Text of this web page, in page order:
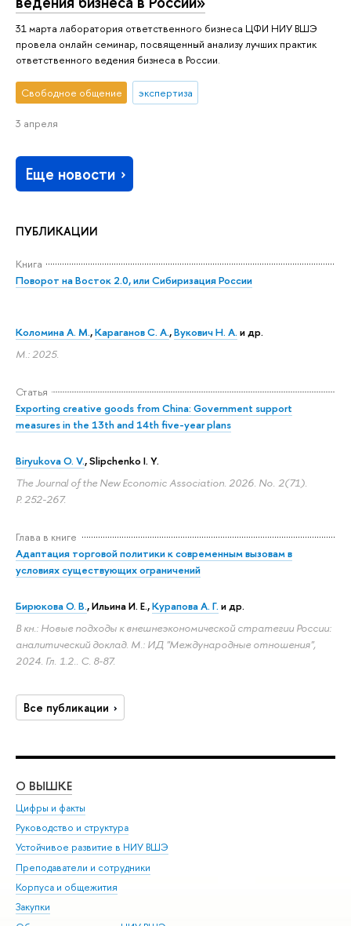
ПУБЛИКАЦИИ
Книга
Поворот на Восток 2.0, или Сибиризация России
Коломина А. М.,Караганов С. А.,Вукович Н. А. и др.
М.: 2025.
Статья
Exporting creative goods from China: Government support
measures in the 13th and 14th five-year plans
Biryukova O. V., Slipchenko I. Y.
The Journal of the New Economic Association. 2026. No. 2(71).
P. 252-267.
Глава в книге
Адаптация торговой политики к современным вызовам в
условиях существующих ограничений
Бирюкова О. В., Ильина И. Е.,Курапова А. Г. и др.
В кн.: Новые подходы к внешнеэкономической стратегии России:
аналитический доклад. М.: ИД "Международные отношения",
2024. Гл. 1.2.. С. 8-87.
Все публикации
31 марта лаборатория ответственного бизнеса ЦФИ НИУ ВШЭ
провела онлайн семинар, посвященный анализу лучших практик
ответственного ведения бизнеса в России.
Свободное общение экспертиза
3 апреля
Еще новости
О ВЫШКЕ
Цифры и факты
Руководство и структура
Устойчивое развитие в НИУ ВШЭ
Преподаватели и сотрудники
Корпуса и общежития
Закупки